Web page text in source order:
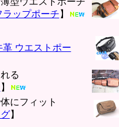
ップポーチ 】
ウエストポー
る
】
にフィット
】